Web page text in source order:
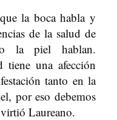
la boca habla y
de la salud de
la piel hablan.
tiene una afección
tanto en la
por eso debemos
Laureano.